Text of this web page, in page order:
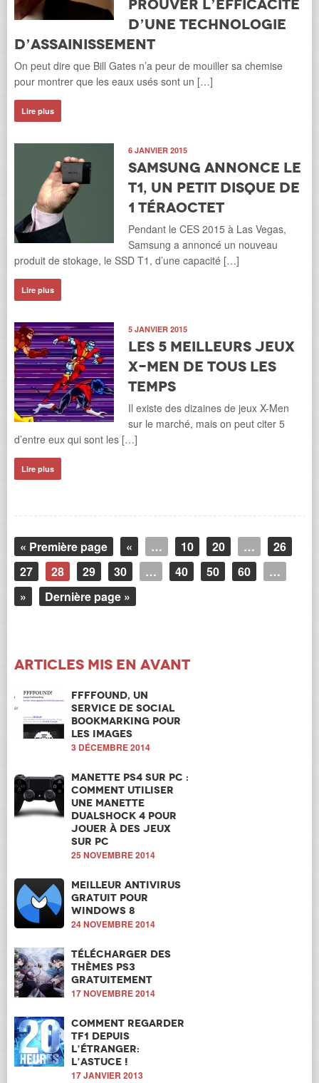
prouver l’efficacité
d’une technologie
d’assainissement
On peut dire que Bill Gates n’a peur de mouiller sa chemise
pour montrer que les eaux usés sont un […]
Lire plus
6 JANVIER 2015
Samsung annonce le
T1, un petit disque de
1 téraoctet
Pendant le CES 2015 à Las Vegas,
Samsung a annoncé un nouveau
produit de stokage, le SSD T1, d’une capacité […]
Lire plus
5 JANVIER 2015
Les 5 meilleurs jeux
X-Men de tous les
temps
Il existe des dizaines de jeux X-Men
sur le marché, mais on peut citer 5
d’entre eux qui sont les […]
Lire plus
« Première page « … 10 20 …
26
27
28 29 30 … 40 50 60
…
»
Dernière page »
Articles mis en avant
FFFFound, un
service de Social
Bookmarking pour
les images
3 DÉCEMBRE 2014
Manette PS4 sur PC :
Comment utiliser
une manette
Dualshock 4 pour
jouer à des jeux
sur PC
25 NOVEMBRE 2014
Meilleur antivirus
gratuit pour
windows 8
24 NOVEMBRE 2014
Télécharger des
thèmes PS3
gratuitement
17 NOVEMBRE 2014
Comment regarder
TF1 depuis
l’étranger:
l’astuce !
17 JANVIER 2013